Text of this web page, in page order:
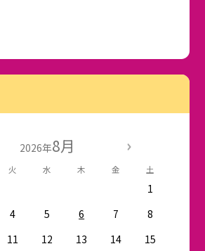
2026年8月
火 水 木 金 土
1
4 5 6 7
8
11 12 13 14
15